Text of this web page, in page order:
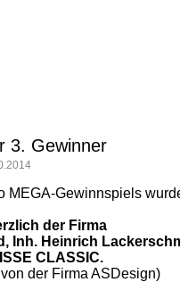
3. Gewinner
MEGA-Gewinnspiels
der Firma
Inh. Heinrich
CLASSIC.
der Firma ASDesign)